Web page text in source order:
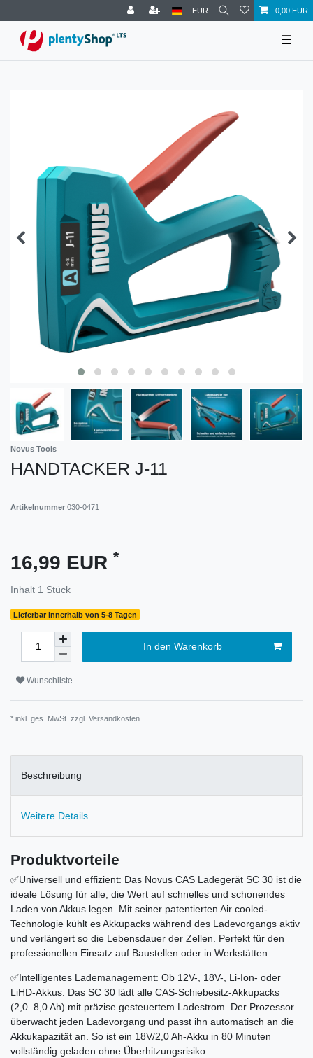
EUR 0,00 EUR
☰
Novus Tools
HANDTACKER J-11
Artikelnummer 030-0471
16,99 EUR *
Inhalt 1 Stück
Lieferbar innerhalb von 5-8 Tagen
In den Warenkorb
Wunschliste
* inkl. ges. MwSt. zzgl. Versandkosten
Beschreibung
Weitere Details
Produktvorteile
✅Universell und effizient: Das Novus CAS Ladegerät SC 30 ist die
ideale Lösung für alle, die Wert auf schnelles und schonendes
Laden von Akkus legen. Mit seiner patentierten Air cooled-
Technologie kühlt es Akkupacks während des Ladevorgangs aktiv
und verlängert so die Lebensdauer der Zellen. Perfekt für den
professionellen Einsatz auf Baustellen oder in Werkstätten.
✅Intelligentes Lademanagement: Ob 12V-, 18V-, Li-Ion- oder
LiHD-Akkus: Das SC 30 lädt alle CAS-Schiebesitz-Akkupacks
(2,0–8,0 Ah) mit präzise gesteuertem Ladestrom. Der Prozessor
überwacht jeden Ladevorgang und passt ihn automatisch an die
Akkukapazität an. So ist ein 18V/2,0 Ah-Akku in 80 Minuten
vollständig geladen ohne Überhitzungsrisiko.